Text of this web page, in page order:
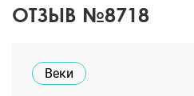
ОТЗЫВ №8718
Веки